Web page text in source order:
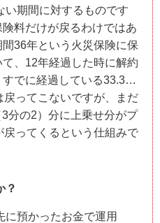
い期間に対するものです
料だけが戻るわけではあ
36年という火災保険に保
、12年経過した時に解約
でに経過している33.3…
戻ってこないですが、まだ
分の2）分に上乗せ分がプ
ってくるという仕組みで
？
預かったお金で運用